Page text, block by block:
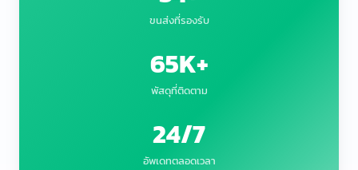
ขนส่งที่รองรับ
65K+
พัสดุที่ติดตาม
24/7
อัพเดทตลอดเวลา